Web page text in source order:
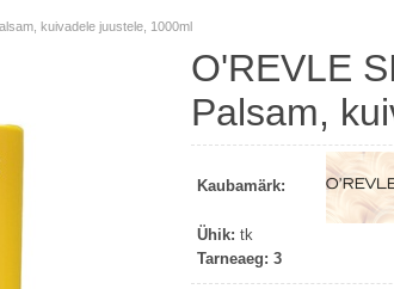
kuivadele juustele, 1000ml
O'REVLE
Palsam,
Kaubamärk:
Ühik: tk
Tarneaeg: 3